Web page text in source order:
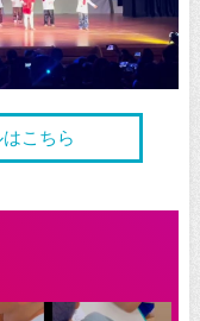
こちら